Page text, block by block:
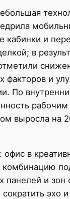
кабинки и
в
факторов и
По
рабочим
выросла на
офис в
комбинацию
панелей и зон
эхо и